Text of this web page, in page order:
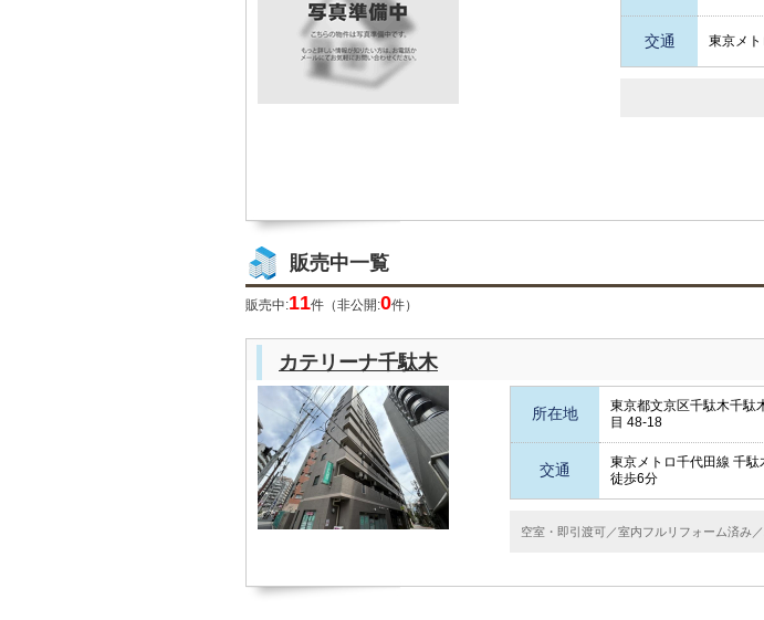
交通 東京メ
販売中一覧
販売中:11件（非公開:0件）
カテリーナ千駄木
所在地
東京都文京区千駄木千駄
目 48-18
交通
東京メトロ千代田線 千駄
徒歩6分
空室・即引渡可／室内フルリフォーム済み